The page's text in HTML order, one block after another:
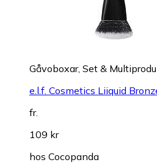
Gåvoboxar, Set &
e.l.f. Cosmetics Liiquid
fr.
109 kr
hos Cocopanda